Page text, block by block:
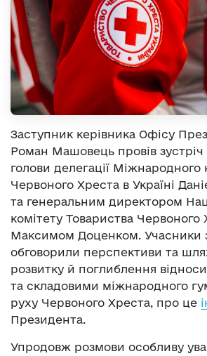
Заступник керівника Офісу
Роман Машовець провів зустріч
голови делегації Міжнародного
Червоного Хреста в Україні
та генеральним директором
комітету Товариства Червоного
Максимом Доценком. Учасники
обговорили перспективи та
розвитку й поглиблення
та складовими міжнародного
руху Червоного Хреста, про це
Президента.
Упродовж розмови особливу